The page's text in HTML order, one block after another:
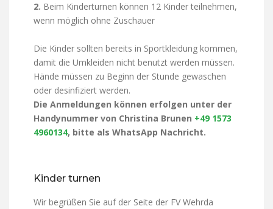
2. Beim Kinderturnen können 12 Kinder teilnehmen,
wenn möglich ohne Zuschauer
Die Kinder sollten bereits in Sportkleidung kommen,
damit die Umkleiden nicht benutzt werden müssen.
Hände müssen zu Beginn der Stunde gewaschen
oder desinfiziert werden.
Die Anmeldungen können erfolgen unter der
Handynummer von Christina Brunen +49 1573
4960134, bitte als WhatsApp Nachricht.
Kinder turnen
Wir begrüßen Sie auf der Seite der FV Wehrda